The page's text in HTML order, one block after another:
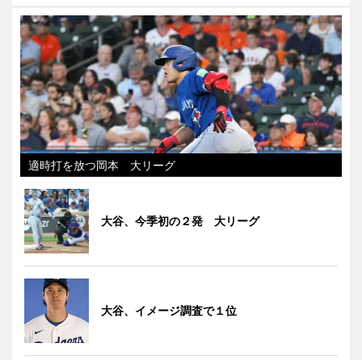
適時打を放つ岡本 大リーグ
大谷、今季初の２発 大リーグ
大谷、イメージ調査で１位